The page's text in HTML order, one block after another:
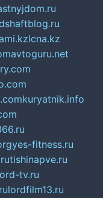
lcna.kz
avtoguru.net
kuryatnik.info
yes-fitness.ru
tishinapve.ru
tv.ru
lordfilm13.ru